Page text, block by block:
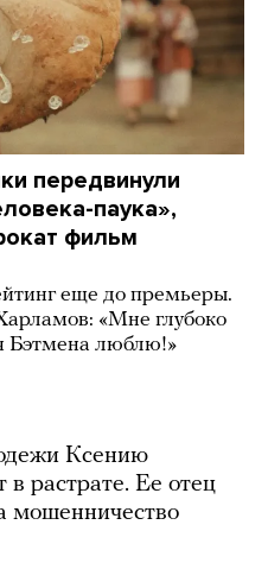
передвинули
паука»,
фильм
еще до премьеры.
«Мне глубоко
Бэтмена люблю!»
Ксению
в растрате. Ее отец
мошенничество